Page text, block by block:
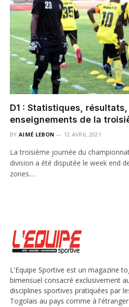
D1 : Statistiques,
enseignements de la
BY AIMÉ LEBON 12 AVRIL 2021
La troisième journée du
division a été disputée le week end
zones.…
L'Equipe Sportive est un magazine
bimensuel consacré exclusivement
disciplines sportives pratiquées par
Togolais au pays comme à l'étranger.